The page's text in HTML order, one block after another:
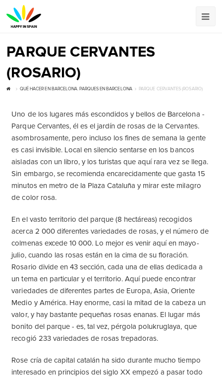
PARQUE CERVANTES
(ROSARIO)
QUÉ HACER EN BARCELONA, PARQUES EN BARCELONA PARQUE CERVANTES (ROSARIO)
Uno de los lugares más escondidos y bellos de Barcelona -
Parque Cervantes, él es el jardín de rosas de la Cervantes.
asombrosamente, pero incluso los fines de semana la gente
es casi invisible. Local en silencio sentarse en los bancos
aisladas con un libro, y los turistas que aquí rara vez se llega.
Sin embargo, se recomienda encarecidamente que gasta 15
minutos en metro de la Plaza Cataluña y mirar este milagro
de color rosa.
En el vasto territorio del parque (8 hectáreas) recogidos
acerca 2 000 diferentes variedades de rosas, y el número de
colmenas excede 10 000. Lo mejor es venir aquí en mayo-
julio, cuando las rosas están en la cima de su floración.
Rosario divide en 43 sección, cada una de ellas dedicada a
un tema en particular y el territorio. Aquí puede encontrar
variedades de diferentes partes de Europa, Asia, Oriente
Medio y América. Hay enorme, casi la mitad de la cabeza un
valor, y hay bastante pequeñas rosas enanas. El lugar más
bonito del parque - es, tal vez, pérgola polukruglaya, que
recogió 233 variedades de rosas trepadoras.
Rose cría de capital catalán ha sido durante mucho tiempo
interesado en principios del siglo XX empezó a pasar todo